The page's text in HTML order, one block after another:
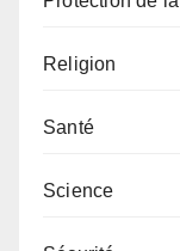
Religion
Santé
Science